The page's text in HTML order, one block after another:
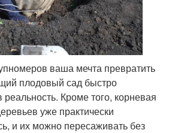
ваша мечта превратить
плодовый сад быстро
Кроме того, корневая
уже практически
и их можно пересаживать без